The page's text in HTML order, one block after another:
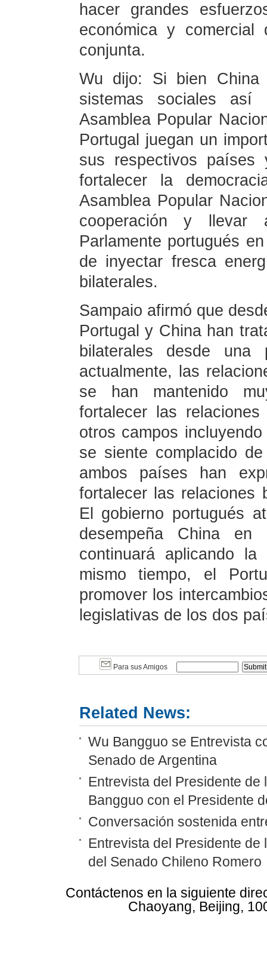
hacer grandes
económica y
conjunta.
Wu dijo: Si bien China
sistemas sociales
Asamblea Popular
Portugal juegan un
sus respectivos
fortalecer la
Asamblea Popular
cooperación y llevar
Parlamente portugués
de inyectar fresca
bilaterales.
Sampaio afirmó que
Portugal y China han
bilaterales desde una
actualmente, las
se han mantenido
fortalecer las
otros campos
se siente complacido
ambos países han
fortalecer las relaciones
El gobierno portugués
desempeña China en
continuará aplicando
mismo tiempo, el
promover los
legislativas de los dos
Para sus Amigos
Related News:
Wu Bangguo se Entrevista
Senado de Argentina
Entrevista del Presidente
Bangguo con el Presidente
Conversación sostenida
Entrevista del Presidente
del Senado Chileno Romero
Contáctenos en la siguiente
Chaoyang, Beijing,